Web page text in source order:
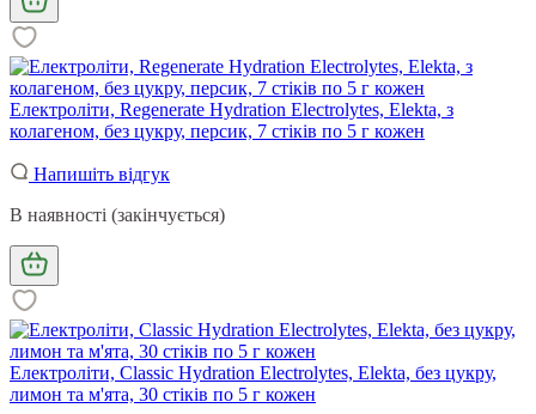
Електроліти, Regenerate Hydration Electrolytes, Elekta, з
колагеном, без цукру, персик, 7 стіків по 5 г кожен
Напишіть відгук
В наявності (закінчується)
Електроліти, Classic Hydration Electrolytes, Elekta, без цукру,
лимон та м'ята, 30 стіків по 5 г кожен